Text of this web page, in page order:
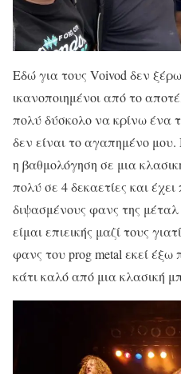
Εδώ για τους Voivod δεν
ικανοποιημένοι από το
πολύ δύσκολο να κρίνω ένα
δεν είναι το αγαπημένο μου.
η βαθμολόγηση σε μια
πολύ σε 4 δεκαετίες και
διψασμένους φανς της
είμαι επιεικής μαζί τους
φανς του prog metal εκεί
κάτι καλό από μια κλασική